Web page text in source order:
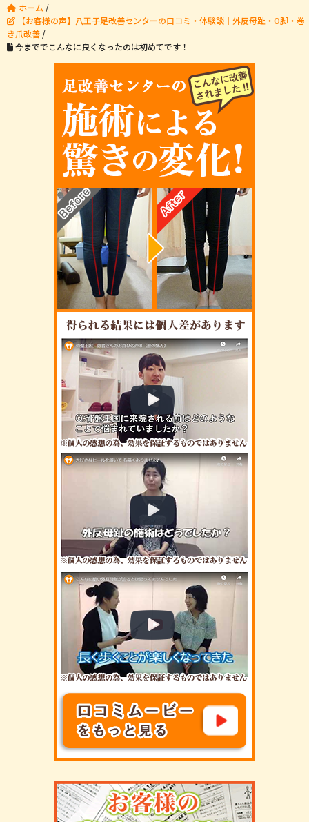
ホーム /
【お客様の声】八王子足改善センターの口コミ・体験談｜外反母趾・O脚・巻
き爪改善 /
今まででこんなに良くなったのは初めてです！